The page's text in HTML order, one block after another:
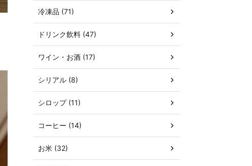
冷凍品 (71)
ドリンク飲料 (47)
ワイン・お酒 (17)
シリアル (8)
シロップ (11)
コーヒー (14)
お米 (32)